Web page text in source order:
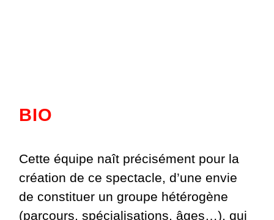
BIO
Cette équipe naît précisément pour la
création de ce spectacle, d’une envie
de constituer un groupe hétérogène
(parcours, spécialisations, âges…), qui